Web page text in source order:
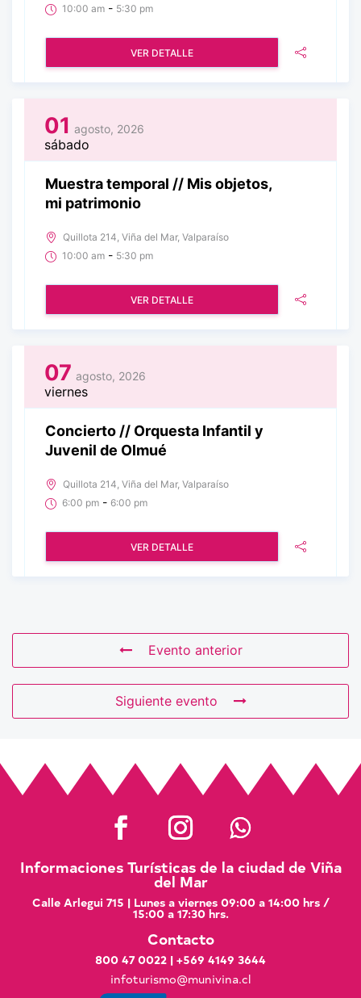
10:00 am - 5:30 pm
VER DETALLE
01 agosto, 2026
sábado
Muestra temporal // Mis objetos,
mi patrimonio
Quillota 214, Viña del Mar, Valparaíso
10:00 am - 5:30 pm
VER DETALLE
07 agosto, 2026
viernes
Concierto // Orquesta Infantil y
Juvenil de Olmué
Quillota 214, Viña del Mar, Valparaíso
6:00 pm - 6:00 pm
VER DETALLE
Evento anterior
Siguiente evento
Informaciones Turísticas de la ciudad de Viña
del Mar
Calle Arlegui 715 | Lunes a viernes 09:00 a 14:00 hrs /
15:00 a 17:30 hrs.
Contacto
800 47 0022 | +569 4149 3644
infoturismo@munivina.cl